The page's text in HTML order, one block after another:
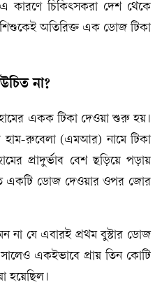
কারণে চিকিৎসকরা দেশ থেকে
শিশুকেই অতিরিক্ত এক ডোজ টিকা
না?
একক টিকা দেওয়া শুরু হয়।
হাম-রুবেলা (এমআর) নামে টিকা
প্রাদুর্ভাব বেশ ছড়িয়ে পড়ায়
একটি ডোজ দেওয়ার ওপর জোর
না যে এবারই প্রথম বুস্টার ডোজ
একইভাবে প্রায় তিন কোটি
হয়েছিল।